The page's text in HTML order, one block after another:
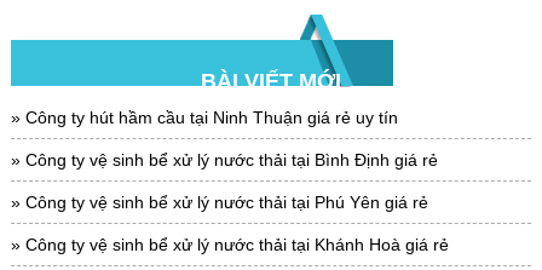
BÀI VIẾT MỚI
Công ty hút hầm cầu tại Ninh Thuận giá rẻ uy tín
Công ty vệ sinh bể xử lý nước thải tại Bình Định giá rẻ
Công ty vệ sinh bể xử lý nước thải tại Phú Yên giá rẻ
Công ty vệ sinh bể xử lý nước thải tại Khánh Hoà giá rẻ